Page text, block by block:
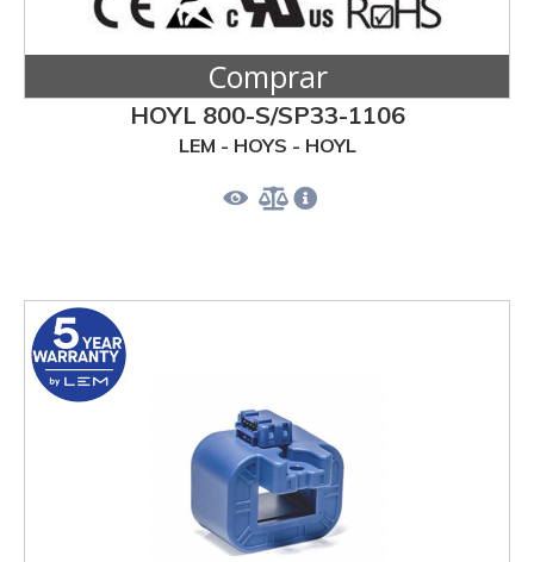
Comprar
HOYL 800-S/SP33-1106
LEM - HOYS - HOYL